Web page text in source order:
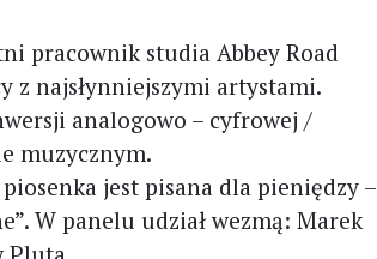
pracownik studia Abbey Road
z najsłynniejszymi artystami.
analogowo – cyfrowej /
muzycznym.
piosenka jest pisana dla pieniędzy –
W panelu udział wezmą: Marek